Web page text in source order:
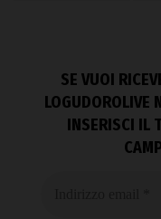
SE VUOI
LOGUDOROLIVE
INSERISCI IL